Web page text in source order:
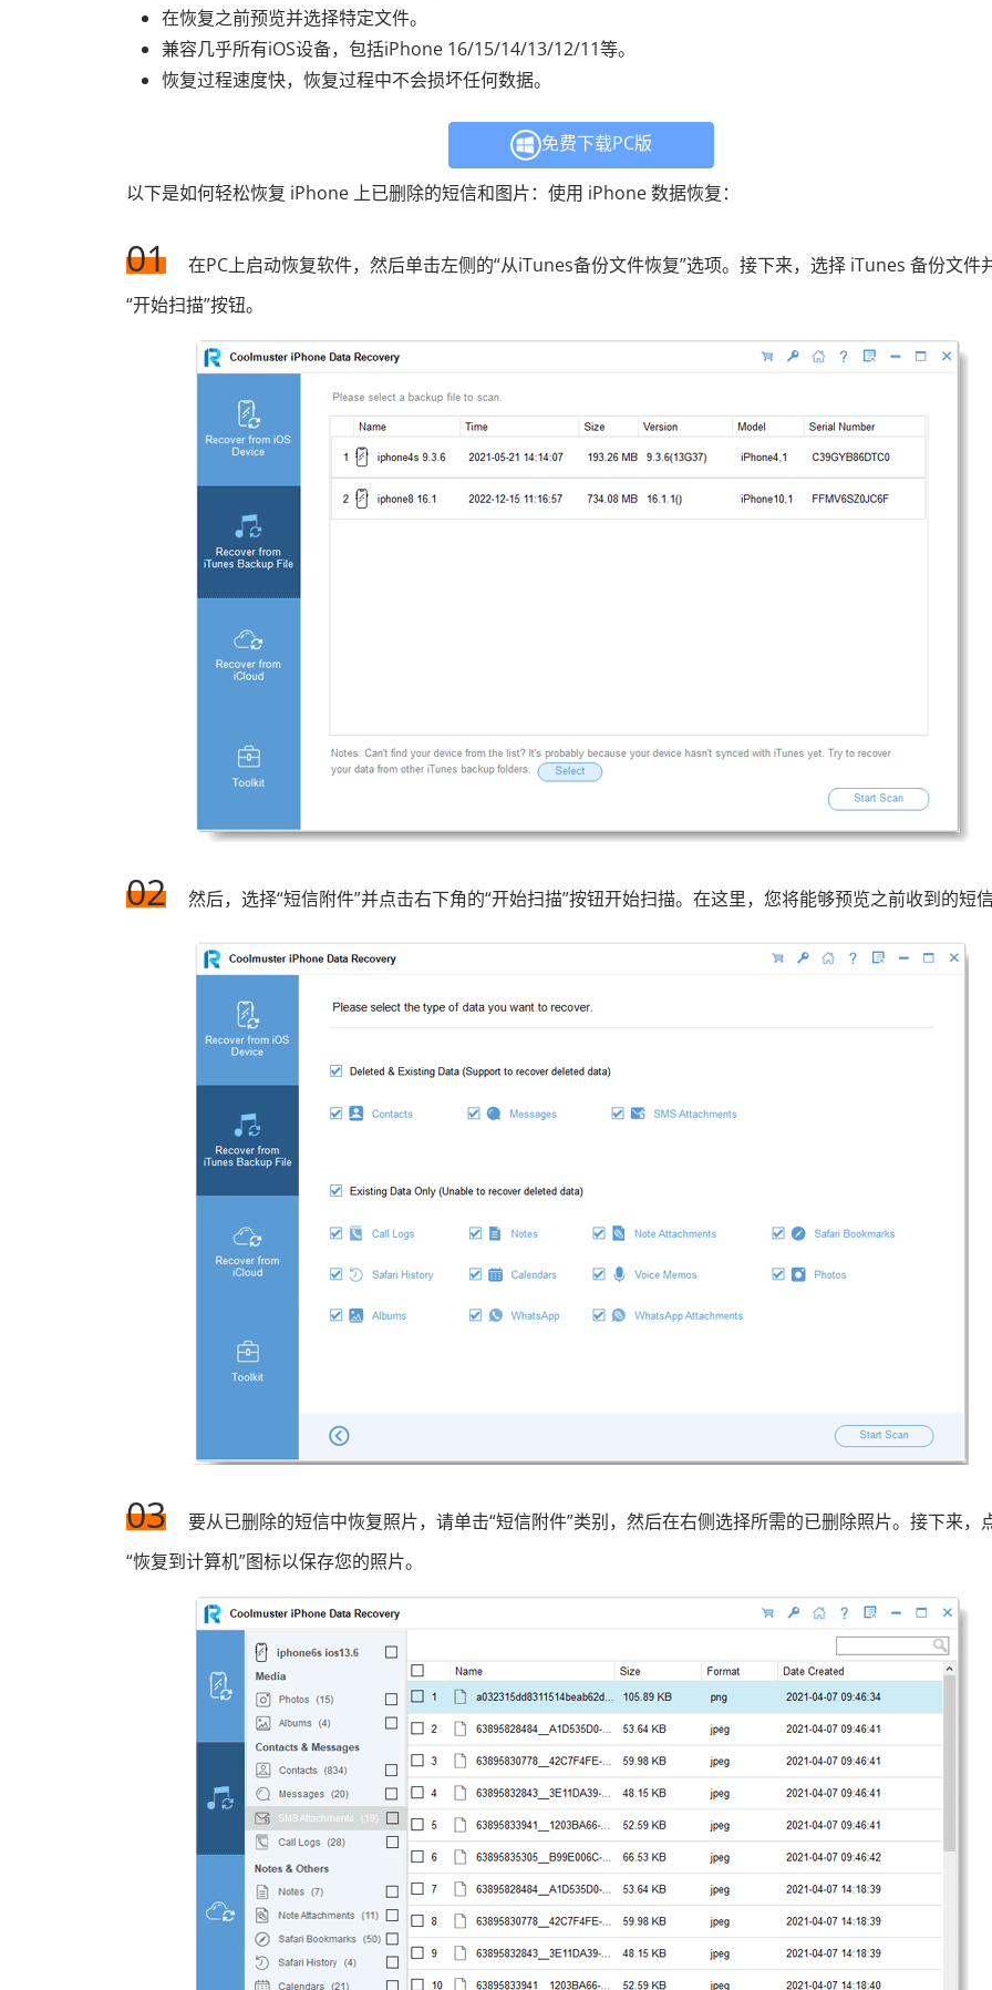
在恢复之前预览并选择特定文件。
兼容几乎所有iOS设备，包括iPhone 16/15/14/13/12/11等。
恢复过程速度快，恢复过程中不会损坏任何数据。
免费下载PC版
以下是如何轻松恢复 iPhone 上已删除的短信和图片：使用 iPhone 数据恢复：
01
在PC上启动恢复软件，然后单击左侧的“从iTunes备份文件恢复”选项。接下来，选择 iTunes 备份文件
“开始扫描”按钮。
02 然后，选择“短信附件”并点击右下角的“开始扫描”按钮开始扫描。在这里，您将能够预览之前收到的短
03
要从已删除的短信中恢复照片，请单击“短信附件”类别，然后在右侧选择所需的已删除照片。接下来，
“恢复到计算机”图标以保存您的照片。